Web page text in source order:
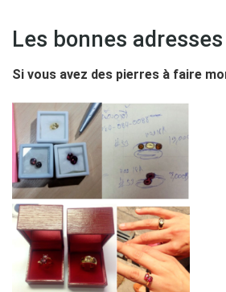
Les bonnes adresses
Si vous avez des pierres à faire